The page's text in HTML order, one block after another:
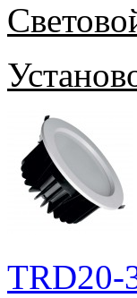
TRD20-